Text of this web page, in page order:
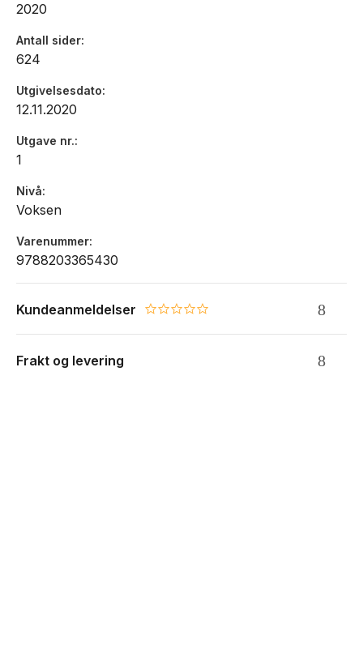
2020
Antall sider
624
Utgivelsesdato
12.11.2020
Utgave nr.
1
Nivå
Voksen
Varenummer
9788203365430
Kundeanmeldelser 0.0 star rating
Frakt og levering